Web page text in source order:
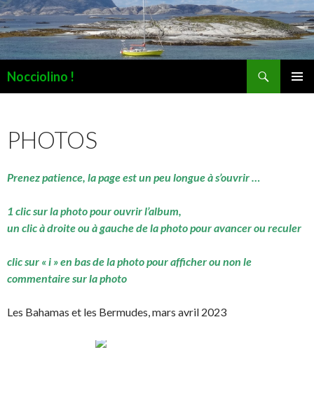
Nocciolino !
PHOTOS
Prenez patience, la page est un peu longue à s’ouvrir …
1 clic sur la photo pour ouvrir l’album,
un clic à droite ou à gauche de la photo pour avancer ou reculer
clic sur « i » en bas de la photo pour afficher ou non le
commentaire sur la photo
Les Bahamas et les Bermudes, mars avril 2023